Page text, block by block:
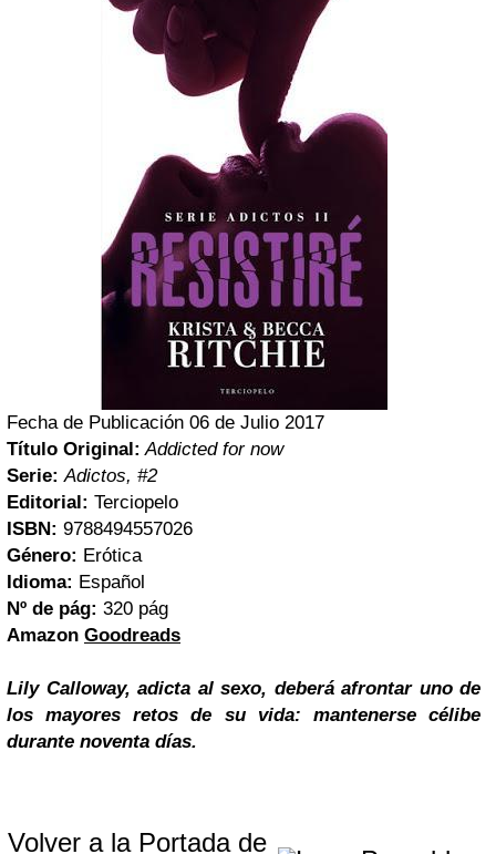
Fecha de Publicación 06 de Julio 2017
Título Original: Addicted for now
Serie: Adictos, #2
Editorial: Terciopelo
ISBN: 9788494557026
Género: Erótica
Idioma: Español
Nº de pág: 320 pág
Amazon Goodreads
Lily Calloway, adicta al sexo, deberá afrontar uno de
los mayores retos de su vida: mantenerse célibe
durante noventa días.
Volver a la Portada de